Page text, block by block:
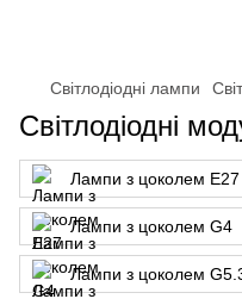
Світлодіодні лампи
Світлодіодні
Лампи з цоколем Е27
Лампи з цоколем G4
Лампи з цоколем